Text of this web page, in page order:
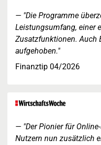
"Die Programme
Leistungsumfang, einer
Zusatzfunktionen. Auch
aufgehoben."
Finanztip 04/2026
"Der Pionier für
Nutzern nun zusätzlich